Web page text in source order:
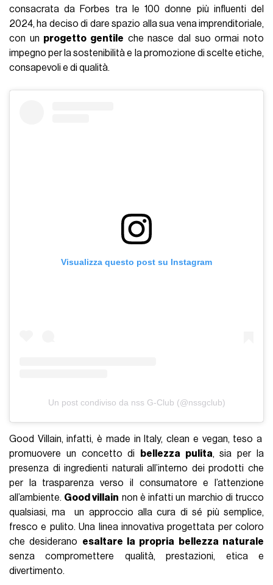
consacrata da Forbes tra le 100 donne più influenti del
2024, ha deciso di dare spazio alla sua vena imprenditoriale,
con un progetto gentile che nasce dal suo ormai noto
impegno per la sostenibilità e la promozione di scelte etiche,
consapevoli e di qualità.
Visualizza questo post su Instagram
Un post condiviso da nss G-Club (@nssgclub)
Good Villain, infatti, è made in Italy, clean e vegan, teso a
promuovere un concetto di
bellezza pulita, sia per la
presenza di ingredienti naturali all’interno dei prodotti che
per la trasparenza verso il consumatore e l’attenzione
all’ambiente. Good villain non è infatti un marchio di trucco
qualsiasi, ma un approccio alla cura di sé più semplice,
fresco e pulito. Una linea innovativa progettata per coloro
che desiderano esaltare la propria bellezza naturale
senza compromettere qualità, prestazioni, etica e
divertimento.